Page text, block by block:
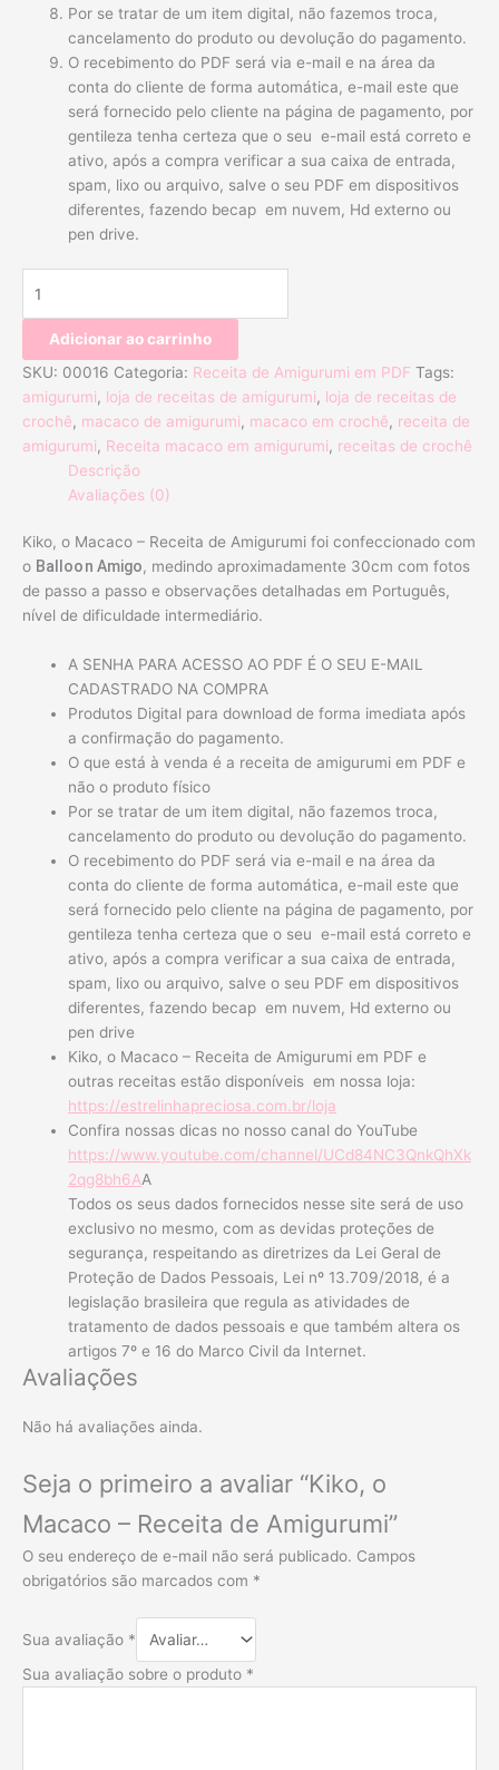
Por se tratar de um item digital, não fazemos troca,
cancelamento do produto ou devolução do pagamento.
O recebimento do PDF será via e-mail e na área da
conta do cliente de forma automática, e-mail este que
será fornecido pelo cliente na página de pagamento, por
gentileza tenha certeza que o seu e-mail está correto e
ativo, após a compra verificar a sua caixa de entrada,
spam, lixo ou arquivo, salve o seu PDF em dispositivos
diferentes, fazendo becap em nuvem, Hd externo ou
pen drive.
Adicionar ao carrinho
SKU: 00016 Categoria: Receita de Amigurumi em PDF Tags:
amigurumi, loja de receitas de amigurumi, loja de receitas de
crochê, macaco de amigurumi, macaco em crochê, receita de
amigurumi, Receita macaco em amigurumi, receitas de crochê
Descrição
Avaliações (0)
Kiko, o Macaco – Receita de Amigurumi foi confeccionado com
o Balloon Amigo, medindo aproximadamente 30cm com fotos
de passo a passo e observações detalhadas em Português,
nível de dificuldade intermediário.
A SENHA PARA ACESSO AO PDF É O SEU E-MAIL
CADASTRADO NA COMPRA
Produtos Digital para download de forma imediata após
a confirmação do pagamento.
O que está à venda é a receita de amigurumi em PDF e
não o produto físico
Por se tratar de um item digital, não fazemos troca,
cancelamento do produto ou devolução do pagamento.
O recebimento do PDF será via e-mail e na área da
conta do cliente de forma automática, e-mail este que
será fornecido pelo cliente na página de pagamento, por
gentileza tenha certeza que o seu e-mail está correto e
ativo, após a compra verificar a sua caixa de entrada,
spam, lixo ou arquivo, salve o seu PDF em dispositivos
diferentes, fazendo becap em nuvem, Hd externo ou
pen drive
Kiko, o Macaco – Receita de Amigurumi em PDF e
outras receitas estão disponíveis em nossa loja:
https://estrelinhapreciosa.com.br/loja
Confira nossas dicas no nosso canal do YouTube
https://www.youtube.com/channel/UCd84NC3QnkQhXk
2qg8bh6AA
Todos os seus dados fornecidos nesse site será de uso
exclusivo no mesmo, com as devidas proteções de
segurança, respeitando as diretrizes da Lei Geral de
Proteção de Dados Pessoais, Lei nº 13.709/2018, é a
legislação brasileira que regula as atividades de
tratamento de dados pessoais e que também altera os
artigos 7º e 16 do Marco Civil da Internet.
Avaliações
Não há avaliações ainda.
Seja o primeiro a avaliar “Kiko, o
Macaco – Receita de Amigurumi”
O seu endereço de e-mail não será publicado. Campos
obrigatórios são marcados com *
Sua avaliação *
Sua avaliação sobre o produto *